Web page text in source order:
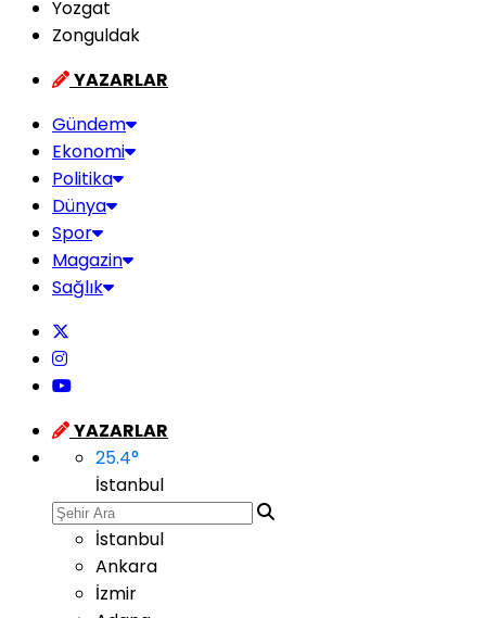
Yozgat
Zonguldak
YAZARLAR
Gündem
Ekonomi
Politika
Dünya
Spor
Magazin
Sağlık
YAZARLAR
25.4°
İstanbul
İstanbul
Ankara
İzmir